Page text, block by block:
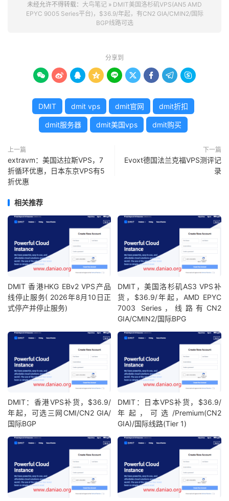
未经允许不得转载： 大鸟笔记 » DMIT美国洛杉矶VPS(AN5 AMD
EPYC 9005 Series平台)，$36.9/年起，有CN2 GIA/CMIN2/国际
BGP线路可选
分享到
        
DMIT dmit vps dmit官网 dmit折扣
dmit服务器 dmit美国vps dmit购买
上一篇
extravm：美国达拉斯VPS，7
折循环优惠，日本东京VPS有5
折优惠
下一篇
Evoxt德国法兰克福VPS测评记
录
相关推荐
DMIT 香港HKG EBv2 VPS产品
线停止服务( 2026年8月10日正
式停产并停止服务)
DMIT，美国洛杉矶AS3 VPS补
货，$36.9/年起，AMD EPYC
7003 Series，线路有CN2
GIA/CMIN2/国际BPG
DMIT：香港VPS补货，$36.9/
年起，可选三网CMI/CN2 GIA/
国际BGP
DMIT：日本VPS补货，$36.9/
年起，可选/Premium(CN2
GIA)/国际线路(Tier 1)